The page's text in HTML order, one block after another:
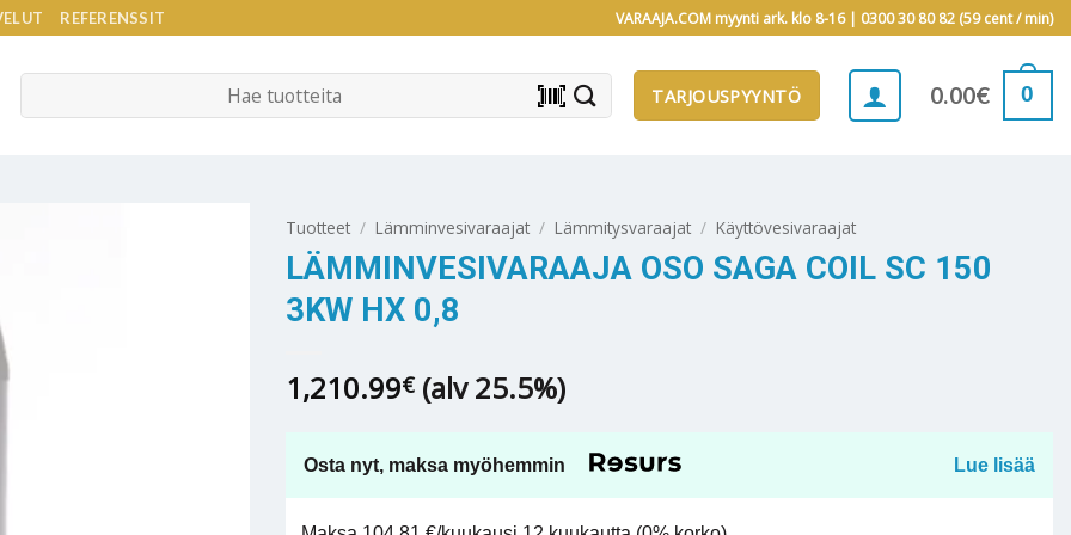
REFERENSSIT VARAAJA.COM myynti ark. klo 8-16 | 0300 30 80 82 (59 cent / min)
barcode_scanner TARJOUSPYYNTÖ 0.00€ 0
Tuotteet / Lämminvesivaraajat / Lämmitysvaraajat / Käyttövesivaraajat
LÄMMINVESIVARAAJA OSO SAGA COIL SC 150
3KW HX 0,8
1,210.99€ (alv 25.5%)
Osta nyt, maksa myöhemmin Lue lisää